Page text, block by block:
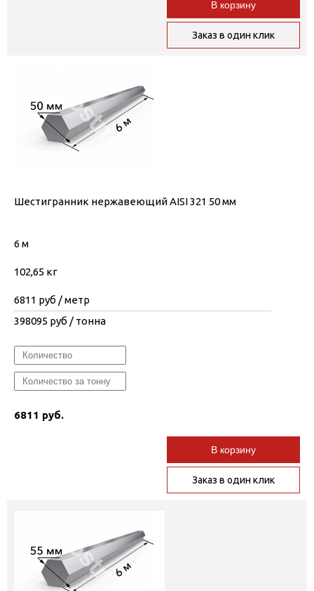
В корзину
Заказ в один клик
Шестигранник нержавеющий AISI 321 50 мм
6 м
102,65 кг
6811 руб / метр
398095 руб / тонна
6811 руб.
В корзину
Заказ в один клик